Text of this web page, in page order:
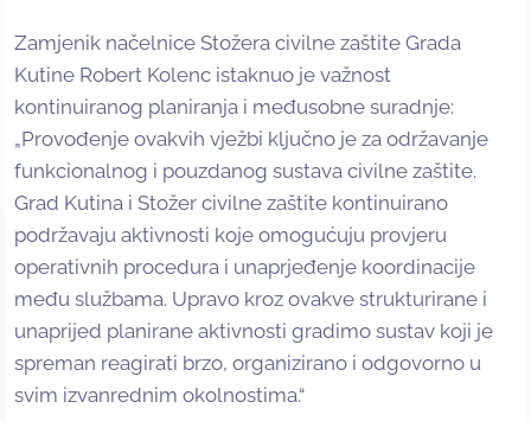
Zamjenik načelnice Stožera civilne zaštite Grada
Kutine Robert Kolenc istaknuo je važnost
kontinuiranog planiranja i međusobne suradnje:
„Provođenje ovakvih vježbi ključno je za održavanje
funkcionalnog i pouzdanog sustava civilne zaštite.
Grad Kutina i Stožer civilne zaštite kontinuirano
podržavaju aktivnosti koje omogućuju provjeru
operativnih procedura i unaprjeđenje koordinacije
među službama. Upravo kroz ovakve strukturirane i
unaprijed planirane aktivnosti gradimo sustav koji je
spreman reagirati brzo, organizirano i odgovorno u
svim izvanrednim okolnostima.“